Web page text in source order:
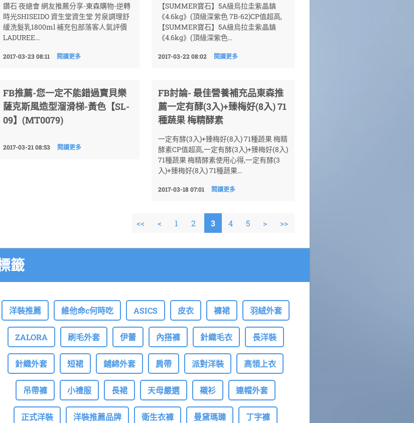
鑽石 夜總會 網友推薦分享-東森購物-逆轉
時光SHISEIDO 資生堂資生堂 芳泉調理舒
緩洗髮乳1800ml 補充包部落客人氣評價
LADUREE...
2017-03-23 08:11 閱讀更多
【SUMMER寶石】5A級烏拉圭紫晶鎮
《4.6kg》(頂級深紫色 7B-62)CP值超高,
【SUMMER寶石】5A級烏拉圭紫晶鎮
《4.6kg》(頂級深紫色...
2017-03-22 08:02 閱讀更多
FB推薦-您一定不能錯過寶貝樂
薩克斯風造型溜滑梯-黃色【SL-
09】(MT0079)
2017-03-21 08:53 閱讀更多
FB討論- 最佳營養補充品東森推
薦一定有酵(3入)+臻梅好(8入) 71
種蔬果 梅精酵素
一定有酵(3入)+臻梅好(8入) 71種蔬果 梅精
酵素CP值超高,一定有酵(3入)+臻梅好(8入)
71種蔬果 梅精酵素使用心得,一定有酵(3
入)+臻梅好(8入) 71種蔬果...
2017-03-18 07:01 閱讀更多
<< < 1 2 3 4 5 > >>
籤
洋裝推薦 維他命c何時吃 ASICS 皮衣 褲裙 羽絨外套
ZALORA 刷毛外套 伊蕾 內搭褲 針織毛衣 長洋裝
針織外套 短裙 鋪綿外套 肩帶 派對洋裝 高領上衣
吊帶褲 小禮服 長裙 天母嚴選 襯衫 連帽外套
正式洋裝 洋裝推薦品牌 衛生衣褲 曼黛瑪璉 丁字褲